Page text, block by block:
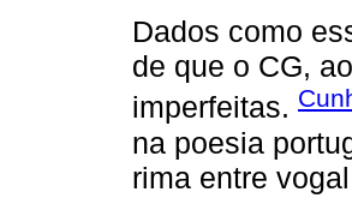
Dados como
de que o CG,
imperfeitas.
na poesia
rima entre